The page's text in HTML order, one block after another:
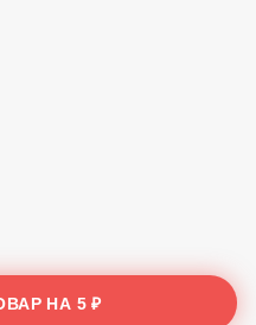
НА 5 ₽